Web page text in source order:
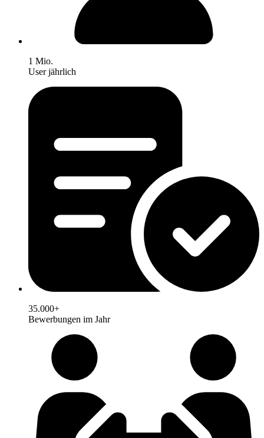
1 Mio.
User jährlich
35.000+
Bewerbungen im Jahr